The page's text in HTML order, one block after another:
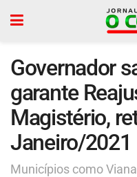
Governador
garante
Magistério,
Janeiro/2021
Municípios como